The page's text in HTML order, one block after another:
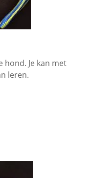
hond. Je kan met
leren.